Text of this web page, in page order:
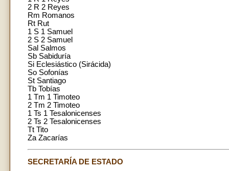
2 R 2 Reyes
Rm Romanos
Rt Rut
1 S 1 Samuel
2 S 2 Samuel
Sal Salmos
Sb Sabiduría
Si Eclesiástico (Sirácida)
So Sofonías
St Santiago
Tb Tobías
1 Tm 1 Timoteo
2 Tm 2 Timoteo
1 Ts 1 Tesalonicenses
2 Ts 2 Tesalonicenses
Tt Tito
Za Zacarías
SECRETARÍA DE ESTADO